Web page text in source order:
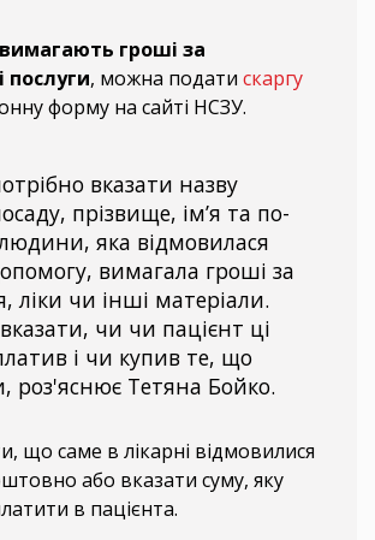
гроші за
послуги, можна подати скаргу
форму на сайті НСЗУ.
вказати назву
прізвище, ім’я та по-
яка відмовилася
вимагала гроші за
ліки чи інші матеріали.
чи чи пацієнт ці
і чи купив те, що
роз'яснює Тетяна Бойко.
що саме в лікарні відмовилися
або вказати суму, яку
в пацієнта.